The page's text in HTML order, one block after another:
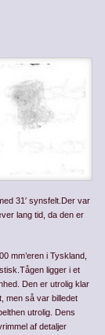
31′ synsfelt.Der var
lang tid, da den er
mm’eren i Tyskland,
ligger i et
Den er utrolig klar
men så var billedet
utrolig. Dens
af detaljer